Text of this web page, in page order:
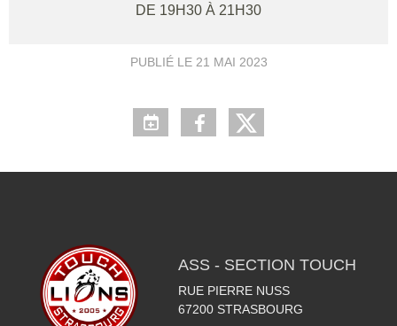
DE 19H30 À 21H30
PUBLIÉ LE 21 MAI 2023
ASS - SECTION TOUCH
RUE PIERRE NUSS
67200 STRASBOURG